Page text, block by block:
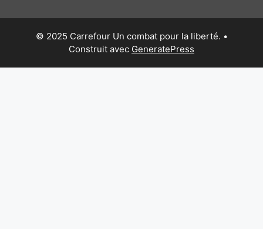
© 2025 Carrefour Un combat pour la liberté. •
Construit avec GeneratePress